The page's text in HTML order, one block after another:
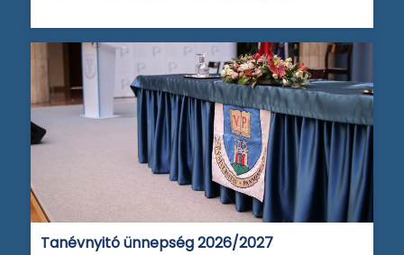
Tanévnyitó ünnepség 2026/2027